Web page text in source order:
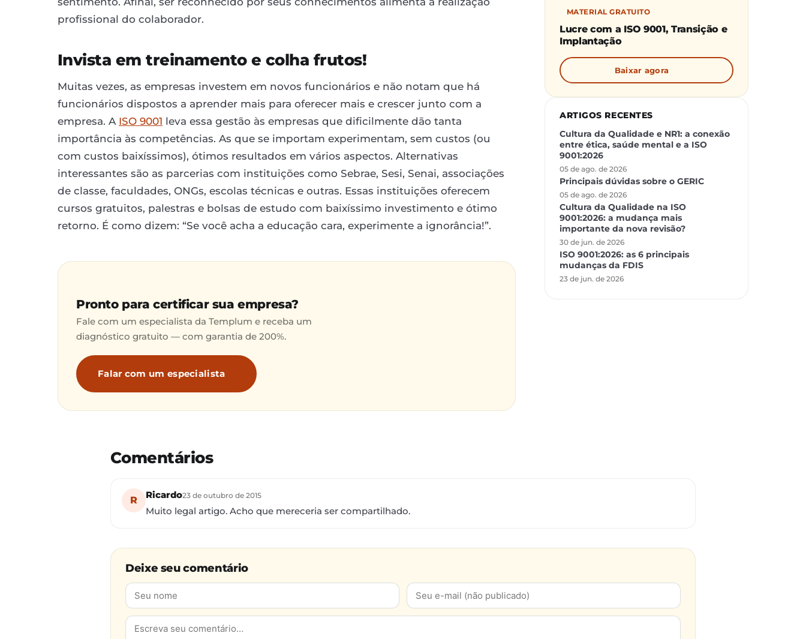
profissional do colaborador.
Invista em treinamento e colha frutos!
Muitas vezes, as empresas investem em novos funcionários e não notam que há
funcionários dispostos a aprender mais para oferecer mais e crescer junto com a
empresa. A ISO 9001 leva essa gestão às empresas que dificilmente dão tanta
importância às competências. As que se importam experimentam, sem custos (ou
com custos baixíssimos), ótimos resultados em vários aspectos. Alternativas
interessantes são as parcerias com instituições como Sebrae, Sesi, Senai, associações
de classe, faculdades, ONGs, escolas técnicas e outras. Essas instituições oferecem
cursos gratuitos, palestras e bolsas de estudo com baixíssimo investimento e ótimo
retorno. É como dizem: “Se você acha a educação cara, experimente a ignorância!”.
Pronto para certificar sua empresa?
Fale com um especialista da Templum e receba um
diagnóstico gratuito — com garantia de 200%.
Falar com um especialista
MATERIAL GRATUITO
Lucre com a ISO 9001, Transição e
Implantação
Baixar agora
ARTIGOS RECENTES
Cultura da Qualidade e NR1: a conexão
entre ética, saúde mental e a ISO
9001:2026
05 de ago. de 2026
Principais dúvidas sobre o GERIC
05 de ago. de 2026
Cultura da Qualidade na ISO
9001:2026: a mudança mais
importante da nova revisão?
30 de jun. de 2026
ISO 9001:2026: as 6 principais
mudanças da FDIS
23 de jun. de 2026
Comentários
R Ricardo23 de outubro de 2015
Muito legal artigo. Acho que mereceria ser compartilhado.
Deixe seu comentário